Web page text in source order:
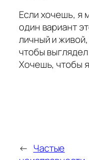
Если хочешь, я
один вариант
личный и
чтобы
Хочешь, чтобы
← Частые